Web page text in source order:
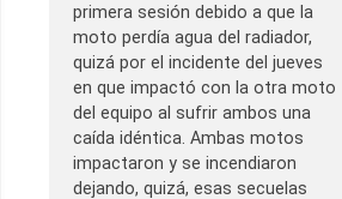
primera sesión debido a que la
moto perdía agua del radiador,
quizá por el incidente del jueves
en que impactó con la otra moto
del equipo al sufrir ambos una
caída idéntica. Ambas motos
impactaron y se incendiaron
dejando, quizá, esas secuelas